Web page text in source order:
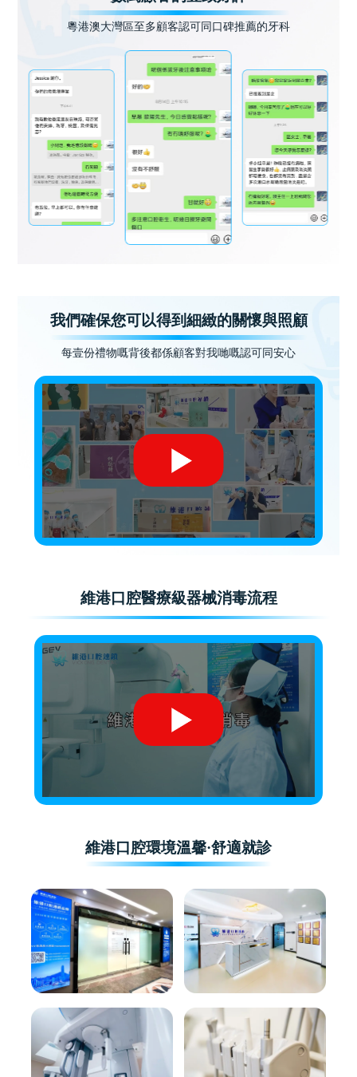
粵港澳大灣區至多顧客認可同口碑推薦的牙科
我們確保您可以得到細緻的關懷與照顧
每壹份禮物嘅背後都係顧客對我哋嘅認可同安心
維港口腔醫療級器械消毒流程
維港口腔環境溫馨·舒適就診